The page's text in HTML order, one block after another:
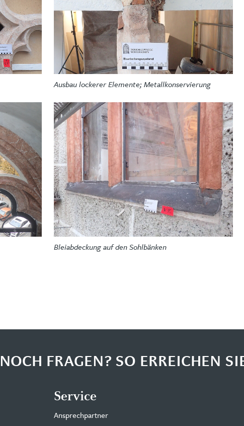
Ausbau lockerer Elemente; Metallkonservierung
Bleiabdeckung auf den Sohlbänken
NOCH FRAGEN? SO ERREICHEN
Service
Ansprechpartner